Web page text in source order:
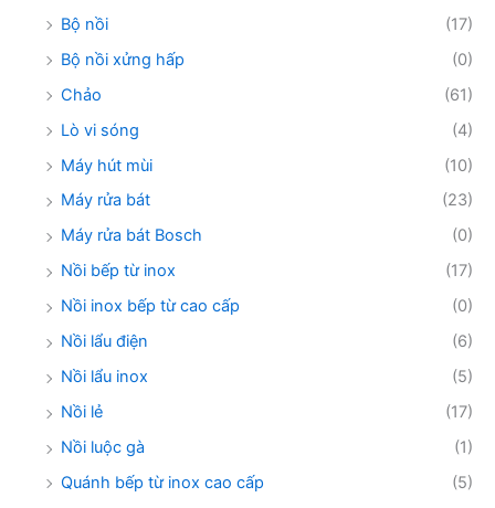
Bộ nồi
(17)
Bộ nồi xửng hấp
(0)
Chảo
(61)
Lò vi sóng
(4)
Máy hút mùi
(10)
Máy rửa bát
(23)
Máy rửa bát Bosch
(0)
Nồi bếp từ inox
(17)
Nồi inox bếp từ cao cấp
(0)
Nồi lẩu điện
(6)
Nồi lẩu inox
(5)
Nồi lẻ
(17)
Nồi luộc gà
(1)
Quánh bếp từ inox cao cấp
(5)